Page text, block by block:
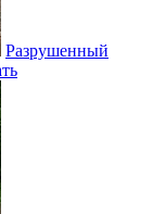
Разрушенный